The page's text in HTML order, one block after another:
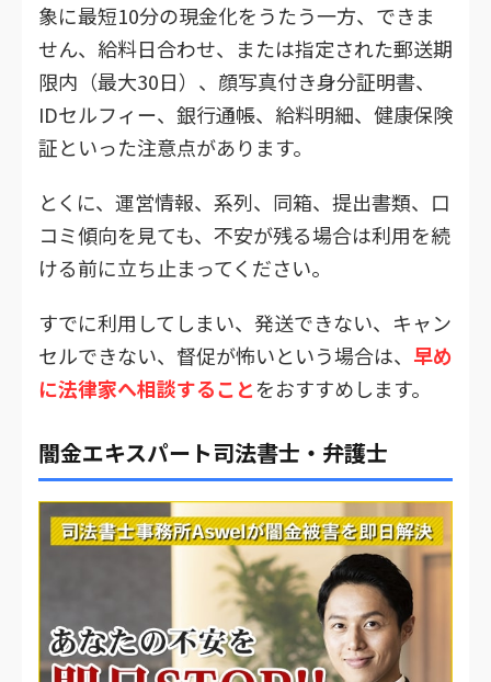
象に最短10分の現金化をうたう一方、できま
せん、給料日合わせ、または指定された郵送期
限内（最大30日）、顔写真付き身分証明書、
IDセルフィー、銀行通帳、給料明細、健康保険
証といった注意点があります。
とくに、運営情報、系列、同箱、提出書類、口
コミ傾向を見ても、不安が残る場合は利用を続
ける前に立ち止まってください。
すでに利用してしまい、発送できない、キャン
セルできない、督促が怖いという場合は、 早め
に法律家へ相談することをおすすめします。
闇金エキスパート司法書士・弁護士